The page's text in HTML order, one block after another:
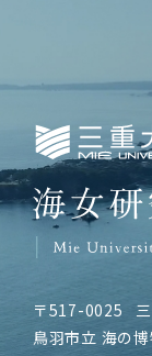
〒517-0025
鳥羽市立 海の